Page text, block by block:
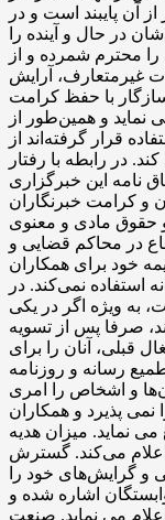
آن پایبند است و در
در حال و آینده را
محترم شمرده و از
غیرمتعارف، آرایش
با حفظ کرامت
نماید و همین‌طور از
قرار گرفته‌اند از
در رابطه با رفتار
نامه این خبرگزاری
کرامت خبرنگاران
حقوق مادی و معنوی
در محاکم قضایی و
خود برای همکاران
استفاده نمی‌کند. در
به ‌ویژه اگر در یکی
صرفا پس از تسویه‌
قبلی، آنان را برای
رسانه و روزنامه
و اشخاص را امری
نمی پذیرد و همکاران
نماید. میزان هدیه
می‌کند. گسترش
و گرایش‌های خود را
اشاره شده و
می نماید. صنعت